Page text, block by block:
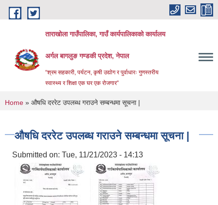
Skip to main content
ताराखोला गाउँपालिका, गाउँ कार्यपालिकाको कार्यालय
अर्गल बागलुङ गण्डकी प्रदेश, नेपाल
“श्रम सहकारी, पर्यटन, कृषी उद्योग र पुर्वाधारः गुणस्तरीय
स्वास्थ्य र शिक्षा एक घर एक रोजगार”
You are here
Home » औषधि दररेट उपलब्ध गराउने सम्बन्धमा सूचना |
औषधि दररेट उपलब्ध गराउने सम्बन्धमा सूचना |
Submitted on: Tue, 11/21/2023 - 14:13